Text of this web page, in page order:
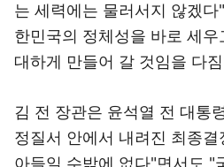
는 세력에는 물러서지 않겠
한민국의 정체성을 바로 세
대하게 만들어 갈 것임을 다
김 전 장관은 윤석열 전 대통
정질서 안에서 내려진 최종
아들일 수밖에 없다"면서도 "